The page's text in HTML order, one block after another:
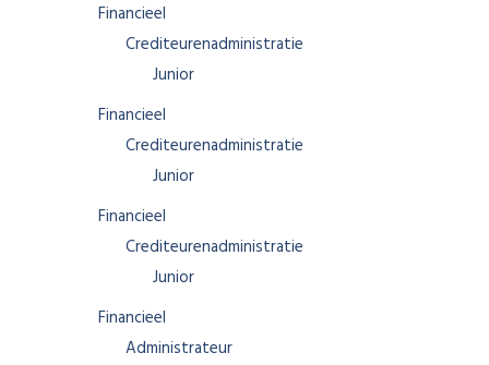
Financieel
Crediteurenadministratie
Junior
Financieel
Crediteurenadministratie
Junior
Financieel
Crediteurenadministratie
Junior
Financieel
Administrateur